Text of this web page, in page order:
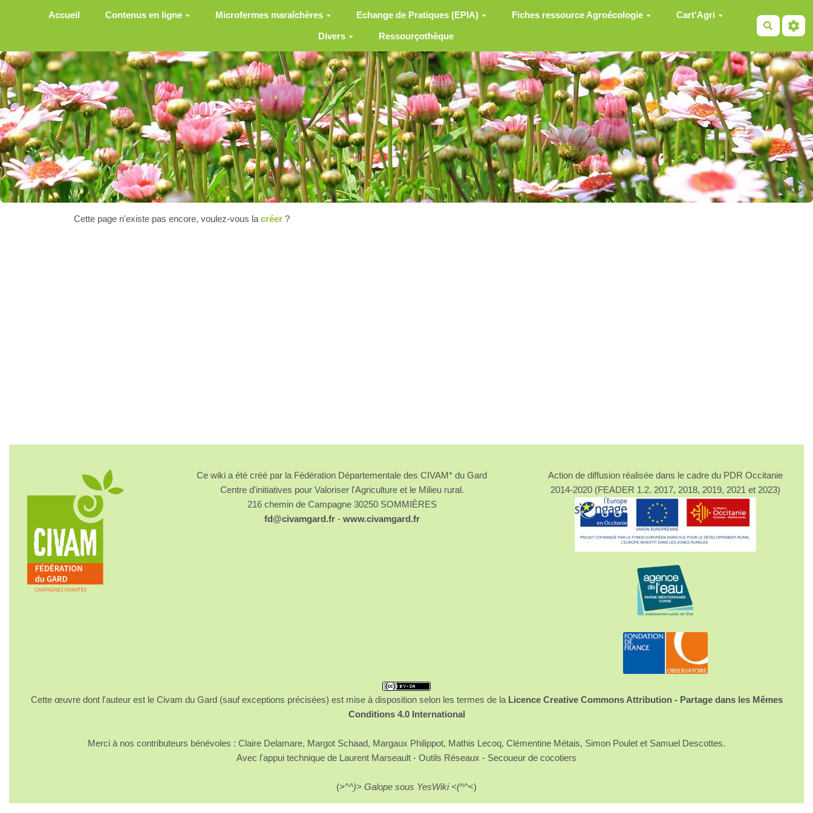
Aller au contenu principal
Accueil Contenus en ligne Microfermes maraîchères Echange de Pratiques (EPIA) Fiches ressource Agroécologie Cart'Agri
Divers Ressourçothèque
Cette page n'existe pas encore, voulez-vous la créer ?
Ce wiki a été créé par la Fédération Départementale des CIVAM* du Gard
Centre d'initiatives pour Valoriser l'Agriculture et le Milieu rural.
216 chemin de Campagne 30250 SOMMIÈRES
fd@civamgard.fr- www.civamgard.fr
Action de diffusion réalisée dans le cadre du PDR Occitanie
2014-2020 (FEADER 1.2. 2017, 2018, 2019, 2021 et 2023)
Cette œuvre dont l'auteur est le Civam du Gard (sauf exceptions précisées) est mise à disposition selon les termes de la Licence Creative Commons Attribution - Partage dans les Mêmes
Conditions 4.0 International
Merci à nos contributeurs bénévoles : Claire Delamare, Margot Schaad, Margaux Philippot, Mathis Lecoq, Clémentine Métais, Simon Poulet et Samuel Descottes.
Avec l'appui technique de Laurent Marseault - Outils Réseaux - Secoueur de cocotiers
(>^^)> Galope sous YesWiki <(^^<)